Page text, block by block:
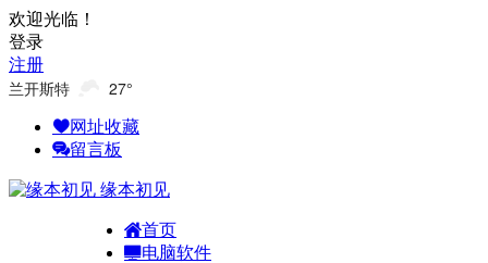
欢迎光临！
登录
注册
兰开斯特 27°
网址收藏
留言板
缘本初见
首页
电脑软件